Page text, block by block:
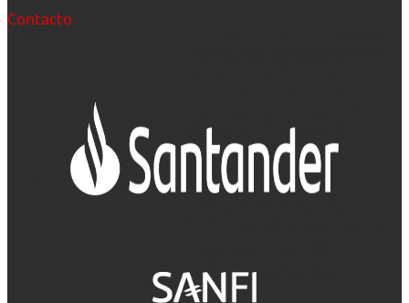
Contacto